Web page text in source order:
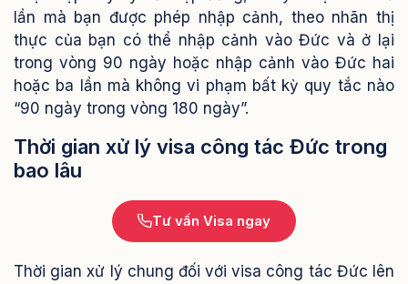
lần mà bạn được phép nhập cảnh, theo nhãn thị
thực của bạn có thể nhập cảnh vào Đức và ở lại
trong vòng 90 ngày hoặc nhập cảnh vào Đức hai
hoặc ba lần mà không vi phạm bất kỳ quy tắc nào
“90 ngày trong vòng 180 ngày”.
Thời gian xử lý visa công tác Đức trong
bao lâu
Tư vấn Visa ngay
Thời gian xử lý chung đối với visa công tác Đức lên